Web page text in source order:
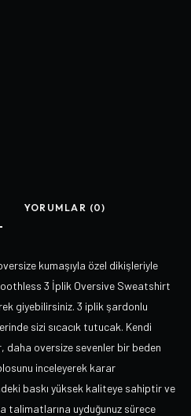
YORUMLAR (0)
kumaşıyla özel dikişleriyle
3 İplik Oversive Sweatshirt
giyebilirsiniz. 3 iplik şardonlu
sizi sıcacık tutucak. Kendi
daha oversize sevenler bir beden
inceleyerek karar
baskı yüksek kaliteye sahiptir ve
talimatlarına uyduğunuz sürece